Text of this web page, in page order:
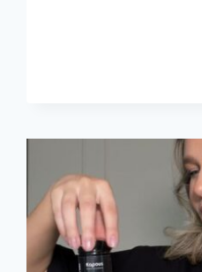
ПУЧОК
СЕДЫХ
ВОЛОС